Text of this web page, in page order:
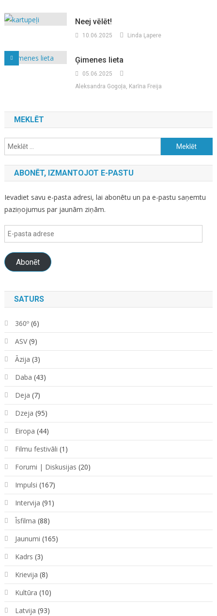
Neej vēlēt!
10.06.2025 Linda Ļapere
Ģimenes lieta
05.06.2025
Aleksandra Gogoļa, Karīna Freija
MEKLĒT
Meklēt:
ABONĒT, IZMANTOJOT E-PASTU
Ievadiet savu e-pasta adresi, lai abonētu un pa e-pastu saņemtu
paziņojumus par jaunām ziņām.
E-
pasta
adrese
Abonēt
SATURS
360º(6)
ASV(9)
Āzija (3)
Daba (43)
Deja (7)
Dzeja (95)
Eiropa (44)
Filmu festivāli (1)
Forumi | Diskusijas (20)
Impulsi (167)
Intervija (91)
Īsfilma (88)
Jaunumi (165)
Kadrs (3)
Krievija (8)
Kultūra (10)
Latvija (93)